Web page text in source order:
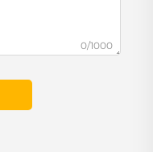
0/1000